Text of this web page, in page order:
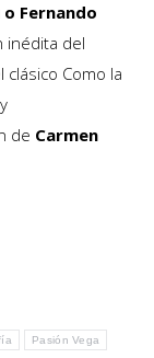
Fernando
inédita del
clásico Como la
y
de Carmen
Pasión Vega